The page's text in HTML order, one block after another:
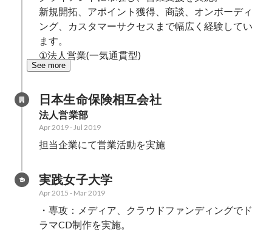
新規開拓、アポイント獲得、商談、オンボーディ
ング、カスタマーサクセスまで幅広く経験してい
ます。
①法人営業(一気通貫型)
See more
日本生命保険相互会社
法人営業部
Apr 2019- Jul 2019
担当企業にて営業活動を実施
実践女子大学
Apr 2015 - Mar 2019
・専攻：メディア、クラウドファンディングでド
ラマCD制作を実施。